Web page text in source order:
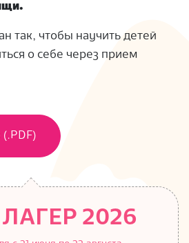
так, чтобы научить детей
о себе через прием
2026